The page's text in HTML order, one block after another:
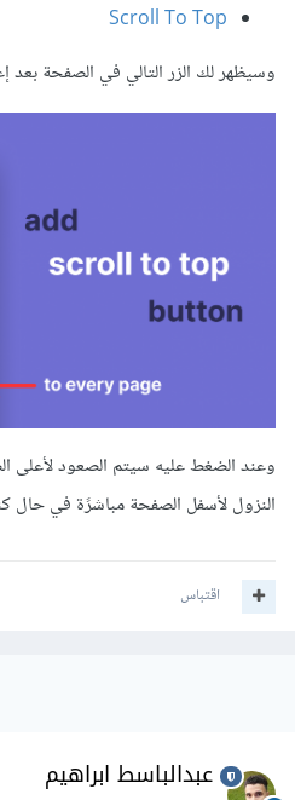
Scroll To Top
وسيظهر لك الزر التالي في الصفحة بعد
وعند الضغط عليه سيتم الصعود لأعلى
النزول لأسفل الصفحة مباشرًة في حال
اقتباس
عبدالباسط ابراهيم